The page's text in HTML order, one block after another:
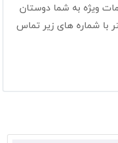
ویژه به شما دوستان
با شماره های زیر تماس